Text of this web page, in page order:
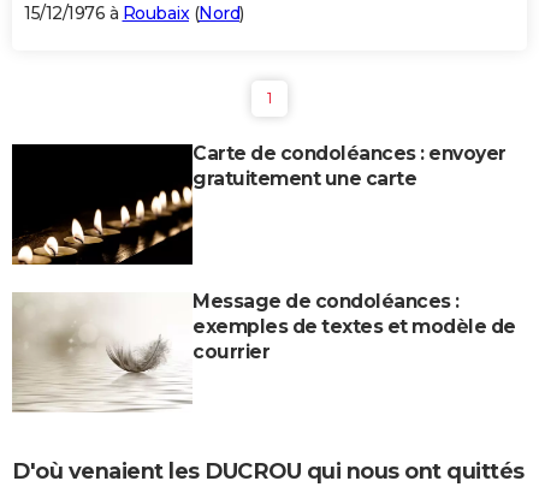
15/12/1976 à Roubaix(Nord)
1
Carte de condoléances : envoyer
gratuitement une carte
Message de condoléances :
exemples de textes et modèle de
courrier
D'où venaient les DUCROU qui nous ont quittés